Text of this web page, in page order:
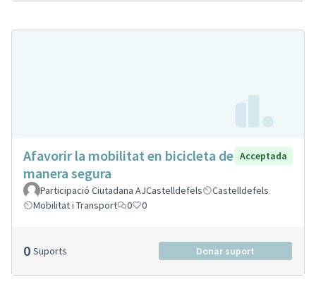
Afavorir la mobilitat en bicicleta de
manera segura
Acceptada
Participació Ciutadana AJCastelldefels
Castelldefels
Mobilitat i Transport
0 0
0 Suports Donar suport